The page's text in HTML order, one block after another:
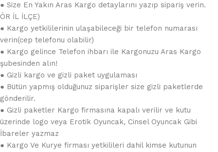
● Size En Yakın Aras Kargo detaylarını yazıp sipariş verin.
ÖR İL İLÇE)
● Kargo yetkililerinin ulaşabileceği bir telefon numarası
verin(cep telefonu olabilir)
● Kargo gelince Telefon ihbarı ile Kargonuzu Aras Kargo
şubesinden alın!
● Gizli kargo ve gizli paket uygulaması
● Bütün yapmış olduğunuz siparişler size gizli paketlerde
gönderilir.
● Gizli paketler Kargo firmasına kapalı verilir ve kutu
üzerinde logo veya Erotik Oyuncak, Cinsel Oyuncak Gibi
İbareler yazmaz
● Kargo Ve Kurye firması yetkilileri dahil kimse kutunun